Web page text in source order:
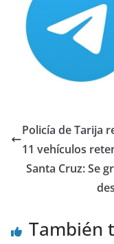
Policía de Tarija
11 vehículos
Santa Cruz: Se
También